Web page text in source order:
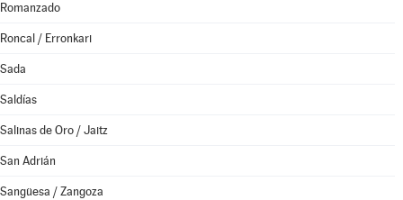
Romanzado
Roncal / Erronkari
Sada
Saldías
Salinas de Oro / Jaitz
San Adrián
Sangüesa / Zangoza